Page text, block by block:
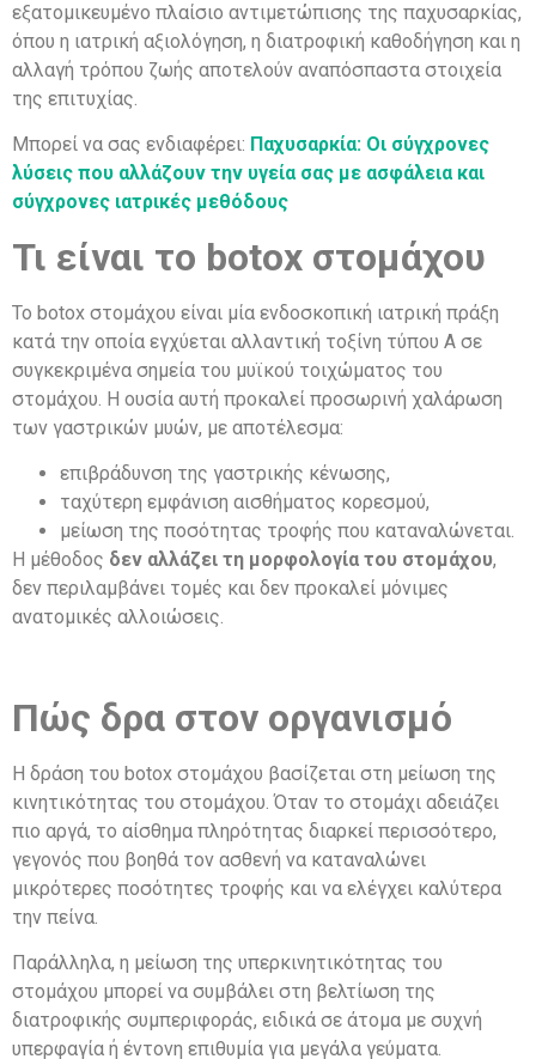
εξατομικευμένο πλαίσιο αντιμετώπισης της παχυσαρκίας,
όπου η ιατρική αξιολόγηση, η διατροφική καθοδήγηση και η
αλλαγή τρόπου ζωής αποτελούν αναπόσπαστα στοιχεία
της επιτυχίας.
Μπορεί να σας ενδιαφέρει: Παχυσαρκία: Οι σύγχρονες
λύσεις που αλλάζουν την υγεία σας με ασφάλεια και
σύγχρονες ιατρικές μεθόδους
Τι είναι το botox στομάχου
Το botox στομάχου είναι μία ενδοσκοπική ιατρική πράξη
κατά την οποία εγχύεται αλλαντική τοξίνη τύπου Α σε
συγκεκριμένα σημεία του μυϊκού τοιχώματος του
στομάχου. Η ουσία αυτή προκαλεί προσωρινή χαλάρωση
των γαστρικών μυών, με αποτέλεσμα:
επιβράδυνση της γαστρικής κένωσης,
ταχύτερη εμφάνιση αισθήματος κορεσμού,
μείωση της ποσότητας τροφής που καταναλώνεται.
Η μέθοδος δεν αλλάζει τη μορφολογία του στομάχου,
δεν περιλαμβάνει τομές και δεν προκαλεί μόνιμες
ανατομικές αλλοιώσεις.
Πώς δρα στον οργανισμό
Η δράση του botox στομάχου βασίζεται στη μείωση της
κινητικότητας του στομάχου. Όταν το στομάχι αδειάζει
πιο αργά, το αίσθημα πληρότητας διαρκεί περισσότερο,
γεγονός που βοηθά τον ασθενή να καταναλώνει
μικρότερες ποσότητες τροφής και να ελέγχει καλύτερα
την πείνα.
Παράλληλα, η μείωση της υπερκινητικότητας του
στομάχου μπορεί να συμβάλει στη βελτίωση της
διατροφικής συμπεριφοράς, ειδικά σε άτομα με συχνή
υπερφαγία ή έντονη επιθυμία για μεγάλα γεύματα.